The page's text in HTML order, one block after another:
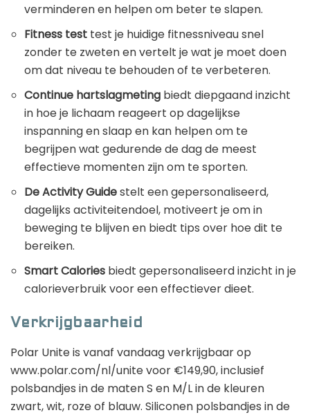
verminderen en helpen om beter te slapen.
Fitness test test je huidige fitnessniveau snel
zonder te zweten en vertelt je wat je moet doen
om dat niveau te behouden of te verbeteren.
Continue hartslagmeting biedt diepgaand inzicht
in hoe je lichaam reageert op dagelijkse
inspanning en slaap en kan helpen om te
begrijpen wat gedurende de dag de meest
effectieve momenten zijn om te sporten.
De Activity Guidestelt een gepersonaliseerd,
dagelijks activiteitendoel, motiveert je om in
beweging te blijven en biedt tips over hoe dit te
bereiken.
Smart Calories biedt gepersonaliseerd inzicht in je
calorieverbruik voor een effectiever dieet.
Verkrijgbaarheid
Polar Unite is vanaf vandaag verkrijgbaar op
www.polar.com/nl/unite voor €149,90, inclusief
polsbandjes in de maten S en M/L in de kleuren
zwart, wit, roze of blauw. Siliconen polsbandjes in de